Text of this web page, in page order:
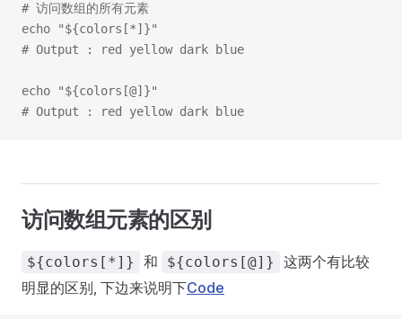
# 访问数组的所有元素
echo "${colors[*]}"
# Output : red yellow dark blue
echo "${colors[@]}"
# Output : red yellow dark blue
访问数组元素的区别
${colors[*]} 和 ${colors[@]}
这两个有比较
明显的区别, 下边来说明下Code